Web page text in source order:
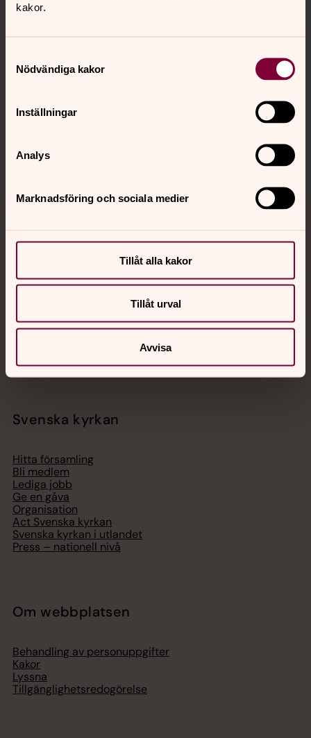
kakor.
Nödvändiga kakor
Inställningar
Analys
Marknadsföring och sociala medier
Tillåt alla kakor
Tillåt urval
Avvisa
Kalender
Hitta snabbt
Sociala kanaler
Jourhavande präst
Akut samtals- och krisstöd. Prata eller chatta anonymt
med en präst på kvällar och nätter.
Chatt
Digitalt brev
Svenska kyrkan
Hitta församling
Bli medlem
Lediga jobb
Ge en gåva
Organisation
Act Svenska kyrkan
Svenska kyrkan i utlandet
Press – nationell nivå
Om webbplatsen
Behandling av personuppgifter
Kakor
Lyssna
Tillgänglighetsredogörelse